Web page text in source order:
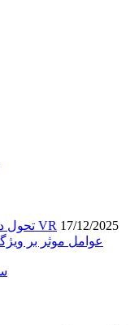
تحول در برند سازی صنعت سنگ با فناوری VR 17/12/2025
عوامل موثر بر